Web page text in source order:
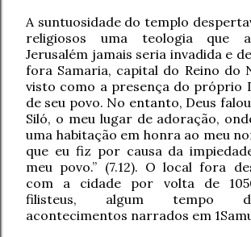
A suntuosidade do templo
religiosos uma teologia que
Jerusalém jamais seria invadida e
fora Samaria, capital do Reino do
visto como a presença do próprio
de seu povo. No entanto, Deus
Siló, o meu lugar de adoração,
uma habitação em honra ao meu
que eu fiz por causa da
meu povo.” (7.12). O local fora
com a cidade por volta de
filisteus, algum tempo
acontecimentos narrados em